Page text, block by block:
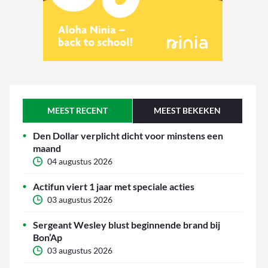
MEEST RECENT MEEST BEKEKEN
Den Dollar verplicht dicht voor minstens een
maand
04 augustus 2026
Actifun viert 1 jaar met speciale acties
03 augustus 2026
Sergeant Wesley blust beginnende brand bij
Bon’Ap
03 augustus 2026